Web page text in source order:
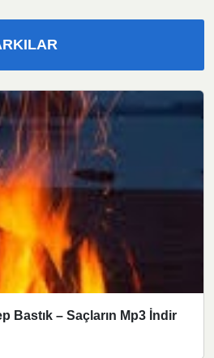
Bastık – Saçların Mp3 İndir